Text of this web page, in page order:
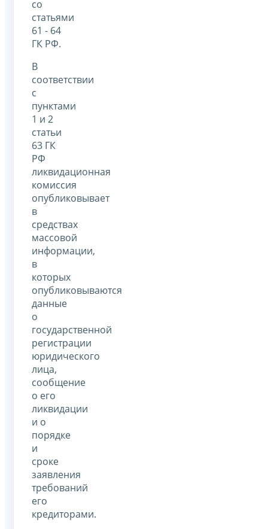
со
статьями
61 - 64
ГК РФ.
В
соответствии
с
пунктами
1 и 2
статьи
63 ГК
РФ
ликвидационная
комиссия
опубликовывает
в
средствах
массовой
информации,
в
которых
опубликовываются
данные
о
государственной
регистрации
юридического
лица,
сообщение
о его
ликвидации
и о
порядке
и
сроке
заявления
требований
его
кредиторами.